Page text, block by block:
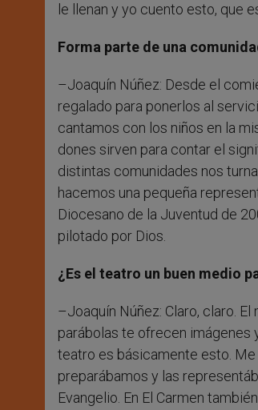
le llenan y yo cuento esto, que
Forma parte de una
–Joaquín Núñez: Desde el
regalado para ponerlos al
cantamos con los niños en la
dones sirven para contar el
distintas comunidades nos
hacemos una pequeña
Diocesano de la Juventud de
pilotado por Dios.
¿Es el teatro un buen medio
–Joaquín Núñez: Claro, claro.
parábolas te ofrecen imágenes
teatro es básicamente esto. Me
preparábamos y las
Evangelio. En El Carmen